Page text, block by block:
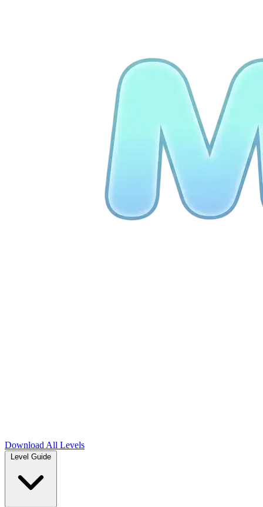
Download All Levels
Level Guide